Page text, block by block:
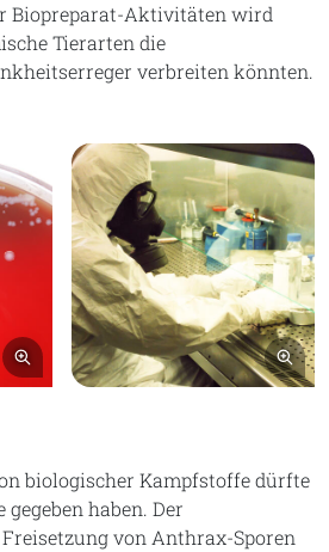
Biopreparat-Aktivitäten wird
Tierarten die
verbreiten könnten.
Bild vergrößern
biologischer Kampfstoffe dürfte
haben. Der
von Anthrax-Sporen